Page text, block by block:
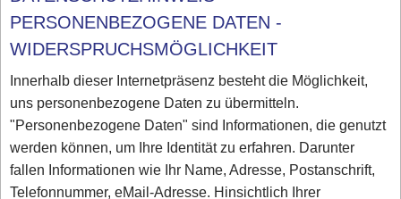
PERSONENBEZOGENE DATEN -
WIDERSPRUCHSMÖGLICHKEIT
Innerhalb dieser Internetpräsenz besteht die Möglichkeit,
uns personenbezogene Daten zu übermitteln.
"Personenbezogene Daten" sind Informationen, die genutzt
werden können, um Ihre Identität zu erfahren. Darunter
fallen Informationen wie Ihr Name, Adresse, Postanschrift,
Telefonnummer, eMail-Adresse. Hinsichtlich Ihrer